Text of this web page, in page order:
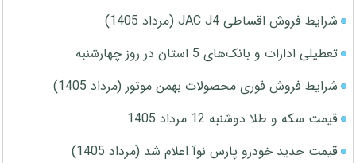
شرایط فروش اقساطی JAC J4 (مرداد 1405)
تعطیلی ادارات و بانک‌های 5 استان در روز چهارشنبه
شرایط فروش فوری محصولات بهمن موتور (مرداد 1405)
قیمت سکه و طلا دوشنبه 12 مرداد 1405
قیمت جدید خودرو پارس نوآ اعلام شد (مرداد 1405)